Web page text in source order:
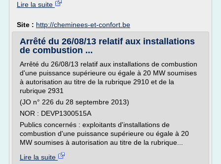
Lire la suite
Site : http://cheminees-et-confort.be
Arrêté du 26/08/13 relatif aux installations
de combustion ...
Arrêté du 26/08/13 relatif aux installations de combustion
d'une puissance supérieure ou égale à 20 MW soumises
à autorisation au titre de la rubrique 2910 et de la
rubrique 2931
(JO n° 226 du 28 septembre 2013)
NOR : DEVP1300515A
Publics concernés : exploitants d'installations de
combustion d'une puissance supérieure ou égale à 20
MW soumises à autorisation au titre de la rubrique...
Lire la suite